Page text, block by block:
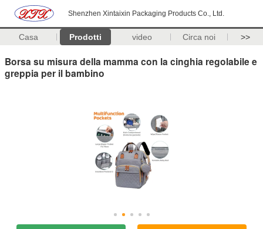
Shenzhen Xintaixin Packaging Products Co., Ltd.
Casa Prodotti video Circa noi >>
Borsa su misura della mamma con la cinghia regolabile e
greppia per il bambino